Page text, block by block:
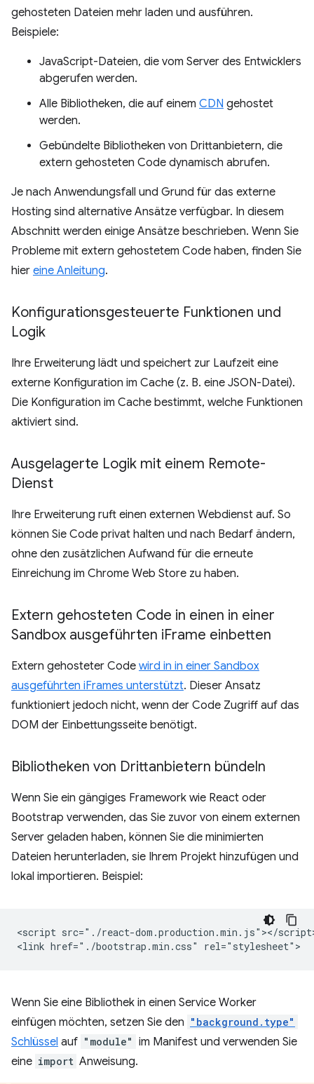
gehosteten Dateien mehr laden und ausführen.
Beispiele:
JavaScript-Dateien, die vom Server des Entwicklers
abgerufen werden.
Alle Bibliotheken, die auf einem CDN gehostet
werden.
Gebündelte Bibliotheken von Drittanbietern, die
extern gehosteten Code dynamisch abrufen.
Je nach Anwendungsfall und Grund für das externe
Hosting sind alternative Ansätze verfügbar. In diesem
Abschnitt werden einige Ansätze beschrieben. Wenn Sie
Probleme mit extern gehostetem Code haben, finden Sie
hier eine Anleitung.
Konfigurationsgesteuerte Funktionen und
Logik
Ihre Erweiterung lädt und speichert zur Laufzeit eine
externe Konfiguration im Cache (z. B. eine JSON-Datei).
Die Konfiguration im Cache bestimmt, welche Funktionen
aktiviert sind.
Ausgelagerte Logik mit einem Remote-
Dienst
Ihre Erweiterung ruft einen externen Webdienst auf. So
können Sie Code privat halten und nach Bedarf ändern,
ohne den zusätzlichen Aufwand für die erneute
Einreichung im Chrome Web Store zu haben.
Extern gehosteten Code in einen in einer
Sandbox ausgeführten iFrame einbetten
Extern gehosteter Code wird in in einer Sandbox
ausgeführten iFrames unterstützt. Dieser Ansatz
funktioniert jedoch nicht, wenn der Code Zugriff auf das
DOM der Einbettungsseite benötigt.
Bibliotheken von Drittanbietern bündeln
Wenn Sie ein gängiges Framework wie React oder
Bootstrap verwenden, das Sie zuvor von einem externen
Server geladen haben, können Sie die minimierten
Dateien herunterladen, sie Ihrem Projekt hinzufügen und
lokal importieren. Beispiel:
<script src="./react-dom.production.min.js"></
Wenn Sie eine Bibliothek in einen Service Worker
einfügen möchten, setzen Sie den "background.type"
Schlüssel auf "module" im Manifest und verwenden Sie
eine import Anweisung.